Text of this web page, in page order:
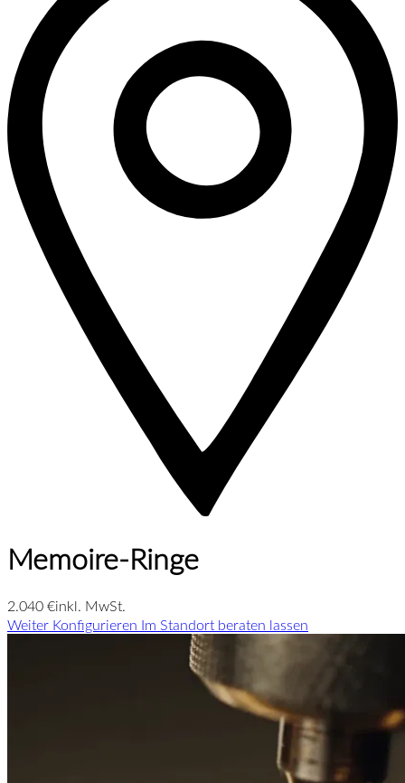
Memoire-Ringe
2.040 €inkl. MwSt.
Weiter Konfigurieren Im Standort beraten lassen